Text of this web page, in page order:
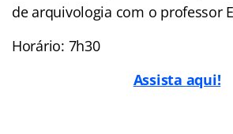
de arquivologia com o professor
Horário: 7h30
Assista aqui!